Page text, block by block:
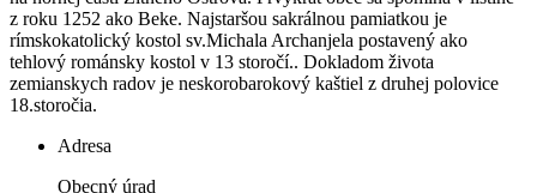
z roku 1252 ako Beke. Najstaršou sakrálnou pamiatkou je
rímskokatolický kostol sv.Michala Archanjela postavený ako
tehlový románsky kostol v 13 storočí.. Dokladom života
zemianskych radov je neskorobarokový kaštiel z druhej polovice
18.storočia.
Adresa
Obecný úrad